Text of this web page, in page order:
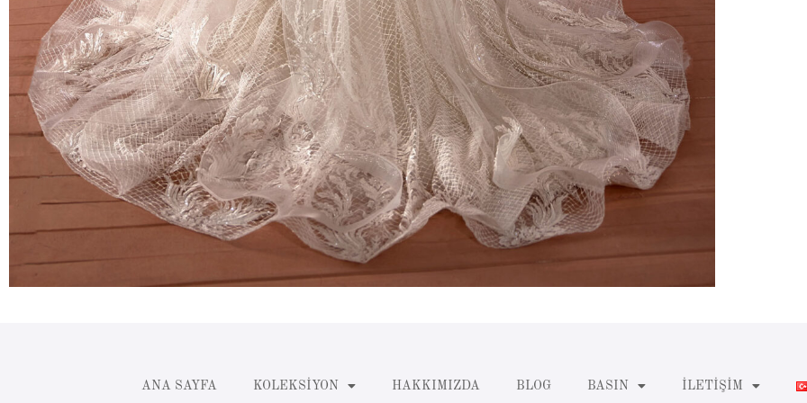
ANA SAYFA KOLEKSIYON HAKKIMIZDA BLOG BASIN İLETIŞIM